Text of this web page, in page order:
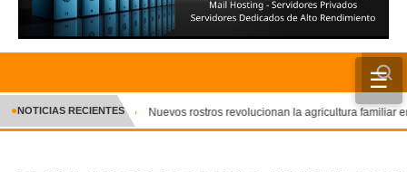
☰
INICIO
CRÓNICA
●NOTICIAS RECIENTES Nuevos rostros revolucionan la agricultura familiar